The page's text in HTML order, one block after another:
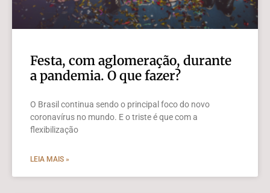
Festa, com aglomeração, durante
a pandemia. O que fazer?
O Brasil continua sendo o principal foco do novo
coronavírus no mundo. E o triste é que com a
flexibilização
LEIA MAIS »